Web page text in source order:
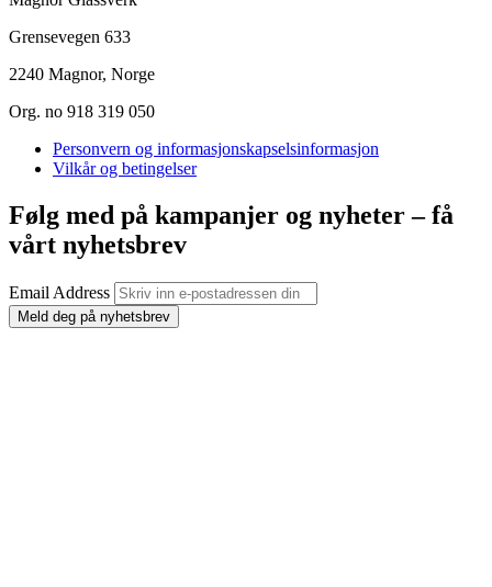
Grensevegen 633
2240 Magnor, Norge
Org. no 918 319 050
Personvern og informasjonskapselsinformasjon
Vilkår og betingelser
Følg med på kampanjer og nyheter – få
vårt nyhetsbrev
Email Address
Meld deg på nyhetsbrev